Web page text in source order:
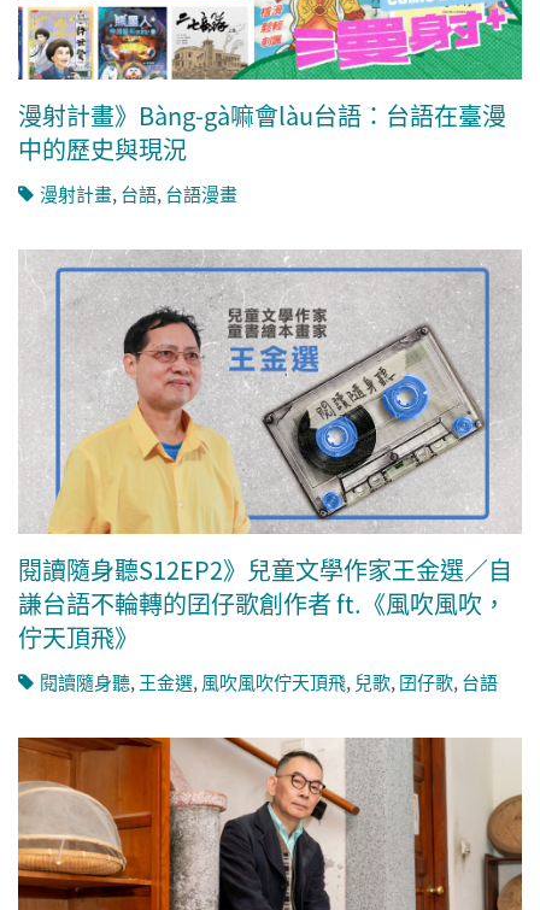
漫射計畫》Bàng-gà嘛會làu台語：台語在臺漫
中的歷史與現況
漫射計畫, 台語, 台語漫畫
閱讀隨身聽S12EP2》兒童文學作家王金選／自
謙台語不輪轉的囝仔歌創作者 ft.《風吹風吹，
佇天頂飛》
閱讀隨身聽,王金選,風吹風吹佇天頂飛, 兒歌,囝仔歌,台語